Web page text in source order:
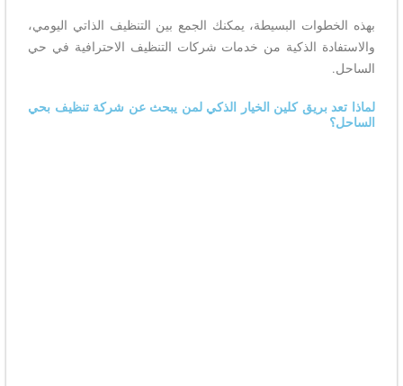
بهذه الخطوات البسيطة، يمكنك الجمع بين التنظيف الذاتي اليومي،
والاستفادة الذكية من خدمات شركات التنظيف الاحترافية في حي
الساحل.
لماذا تعد بريق كلين الخيار الذكي لمن يبحث عن شركة تنظيف بحي
الساحل؟